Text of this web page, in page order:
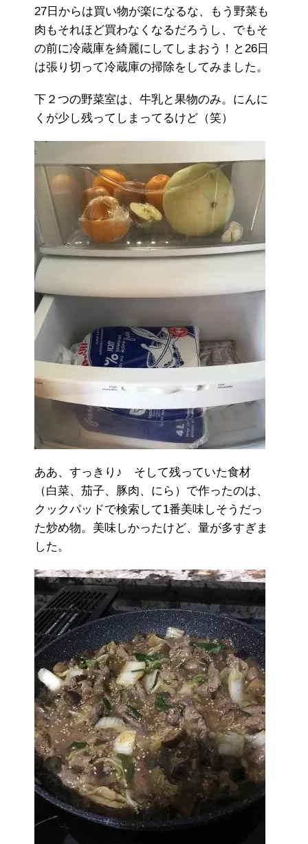
27日からは買い物が楽になるな、もう野菜も
肉もそれほど買わなくなるだろうし、でもそ
の前に冷蔵庫を綺麗にしてしまおう！と26日
は張り切って冷蔵庫の掃除をしてみました。
下２つの野菜室は、牛乳と果物のみ。にんに
くが少し残ってしまってるけど（笑）
ああ、すっきり♪ そして残っていた食材
（白菜、茄子、豚肉、にら）で作ったのは、
クックパッドで検索して1番美味しそうだっ
た炒め物。美味しかったけど、量が多すぎま
した。